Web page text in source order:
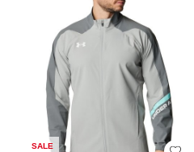
SALE